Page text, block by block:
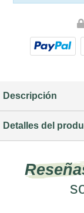
Descripción
Detalles del